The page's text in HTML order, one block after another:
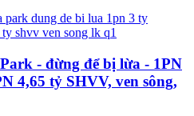
- đừng để bị lừa - 1PN
4,65 tỷ SHVV, ven sông,